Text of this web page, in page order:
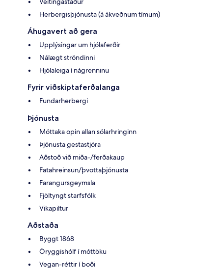
Herbergisþjónusta (á ákveðnum tímum)
Áhugavert að gera
Upplýsingar um hjólaferðir
Nálægt ströndinni
Hjólaleiga í nágrenninu
Fyrir viðskiptaferðalanga
Fundarherbergi
Þjónusta
Móttaka opin allan sólarhringinn
Þjónusta gestastjóra
Aðstoð við miða-/ferðakaup
Fatahreinsun/þvottaþjónusta
Farangursgeymsla
Fjöltyngt starfsfólk
Vikapiltur
Aðstaða
Byggt 1868
Öryggishólf í móttöku
Vegan-réttir í boði